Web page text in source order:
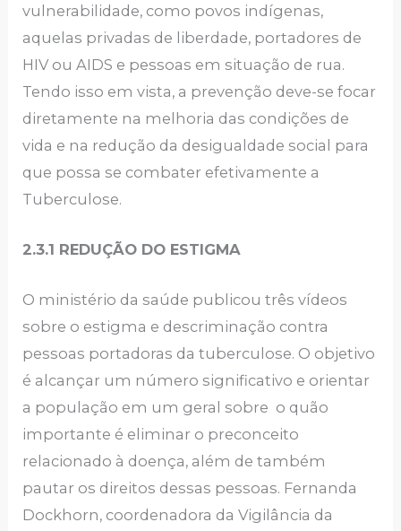
vulnerabilidade, como povos indígenas,
aquelas privadas de liberdade, portadores de
HIV ou AIDS e pessoas em situação de rua.
Tendo isso em vista, a prevenção deve-se focar
diretamente na melhoria das condições de
vida e na redução da desigualdade social para
que possa se combater efetivamente a
Tuberculose.
2.3.1 REDUÇÃO DO ESTIGMA
O ministério da saúde publicou três vídeos
sobre o estigma e descriminação contra
pessoas portadoras da tuberculose. O objetivo
é alcançar um número significativo e orientar
a população em um geral sobre o quão
importante é eliminar o preconceito
relacionado à doença, além de também
pautar os direitos dessas pessoas. Fernanda
Dockhorn, coordenadora da Vigilância da